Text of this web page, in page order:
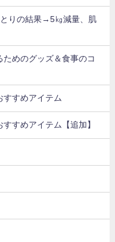
りの結果→5㎏減量、肌
めのグッズ＆食事のコ
すすめアイテム
すめアイテム【追加】